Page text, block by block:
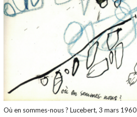
Où en sommes-nous ? Lucebert, 3 mars 1960